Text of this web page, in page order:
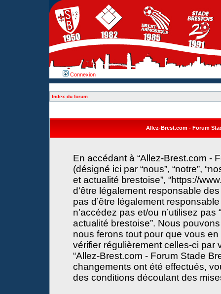
Connexion
Index du forum
Allez-Brest.com - Forum
En accédant à “Allez-Brest.com -
(désigné ici par “nous”, “notre”,
et actualité brestoise”, “https://
d’être légalement responsable
pas d’être légalement
n’accédez pas et/ou n’utilisez
actualité brestoise”. Nous
nous ferons tout pour que vous
vérifier régulièrement celles-ci par
“Allez-Brest.com - Forum Stade
changements ont été effectués,
des conditions découlant des